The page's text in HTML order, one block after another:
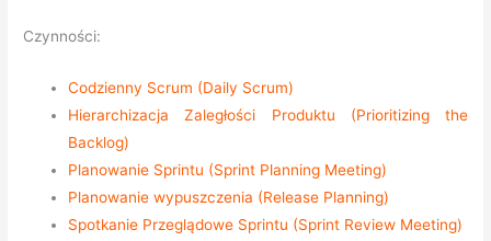
Czynności:
Codzienny Scrum (Daily Scrum)
Hierarchizacja Zaległości Produktu (Prioritizing the
Backlog)
Planowanie Sprintu (Sprint Planning Meeting)
Planowanie wypuszczenia (Release Planning)
Spotkanie Przeglądowe Sprintu (Sprint Review Meeting)